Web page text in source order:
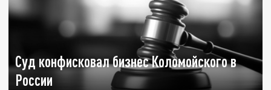
Суд конфисковал бизнес Коломойского в
России